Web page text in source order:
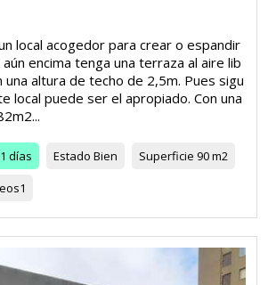
local acogedor para crear o espandir
encima tenga una terraza al aire lib
altura de techo de 2,5m. Pues sigu
local puede ser el apropiado. Con una
días Estado Bien Superficie 90 m2
1